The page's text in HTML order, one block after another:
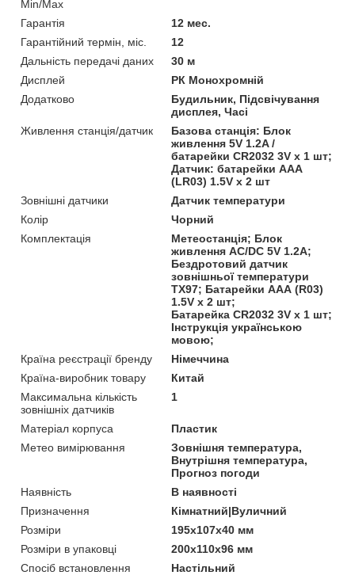
Min/Max
Гарантія
12 мес.
Гарантійний термін, міс.
12
Дальність передачі даних
30 м
Дисплей
РК Монохромній
Додатково
Будильник, Підсвічування
дисплея, Часі
Живлення станція/датчик
Базова станція: Блок
живлення 5V 1.2A /
батарейки CR2032 3V х 1 шт;
Датчик: батарейки AAА
(LR03) 1.5V х 2 шт
Зовнішні датчики
Датчик температури
Колір
Чорний
Комплектація
Метеостанція; Блок
живлення AC/DC 5V 1.2A;
Бездротовий датчик
зовнішньої температури
TX97; Батарейки AAA (R03)
1.5V х 2 шт;
Батарейка CR2032 3V х 1 шт;
Інструкція українською
мовою;
Країна реєстрації бренду
Німеччина
Країна-виробник товару
Китай
Максимальна кількість
зовнішніх датчиків
1
Матеріал корпуса
Пластик
Метео вимірювання
Зовнішня температура,
Внутрішня температура,
Прогноз погоди
Наявність
В наявності
Призначення
Кімнатний|Вуличний
Розміри
195х107х40 мм
Розміри в упаковці
200х110х96 мм
Спосіб встановлення
Настільний